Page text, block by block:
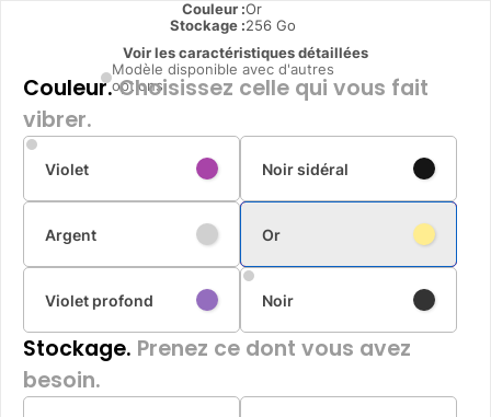
Couleur :Or
Stockage :256 Go
Voir les caractéristiques détaillées
Modèle disponible avec d'autres
options
Couleur.Choisissez celle qui vous fait
vibrer.
Violet Noir sidéral
Argent Or
Violet profond Noir
Stockage. Prenez ce dont vous avez
besoin.